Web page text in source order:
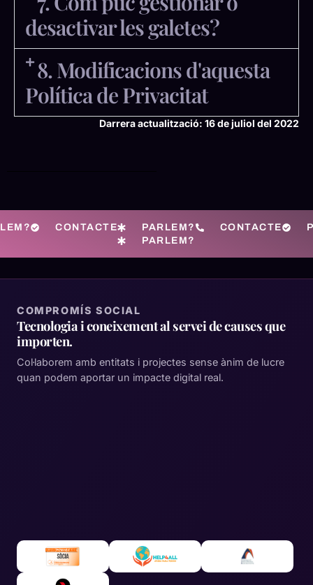
desactivar les galetes?
8. Modificacions d'aquesta
Política de Privacitat
Darrera actualització: 16 de juliol del 2022
CONTACTE PARLEM? CONTACTE
PARLEM?
COMPROMÍS SOCIAL
Tecnologia i coneixement al servei de causes que
importen.
Col·laborem amb entitats i projectes sense ànim de lucre
quan podem aportar un impacte digital real.